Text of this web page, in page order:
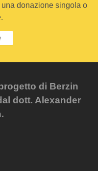
donazione singola o
di Berzin
dott. Alexander